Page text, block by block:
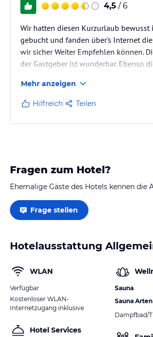
4,5 / 6
Wir hatten diesen Kurzurlaub bewusst
gebucht und fanden über's Internet
wir sicher Weiter Empfehlen können.
der Gastgeber ist wunderbar. Ebenso
Frühstück ist für eine Pension
allerlei andere alkoholische Getränke
Mehr anzeigen
Hilfreich Teilen
Fragen zum Hotel?
Ehemalige Gäste des Hotels kennen die
Frage stellen
Hotelausstattung
WLAN
Verfügbar
Kostenloser WLAN-
Internetzugang inklusive
Hotel Services
Sauna
Sauna Arten
Dampfbad/